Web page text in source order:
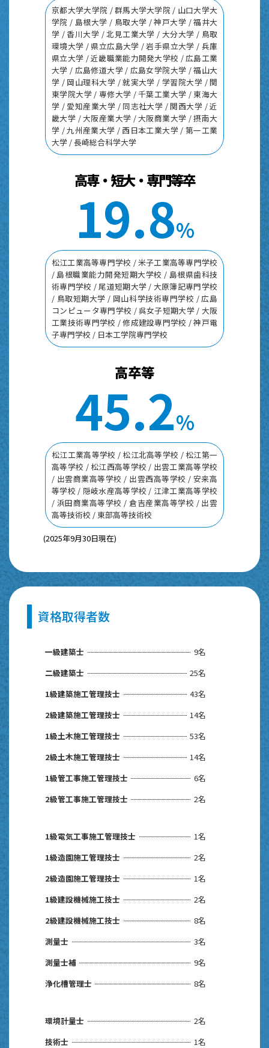
京都大学大学院 / 群馬大学大学院 / 山口大学大
学院 / 島根大学 / 鳥取大学 / 神戸大学 / 福井大
学 / 香川大学 / 北見工業大学 / 大分大学 / 鳥取
環境大学 / 県立広島大学 / 岩手県立大学 / 兵庫
県立大学 / 近畿職業能力開発大学校 / 広島工業
大学 / 広島修道大学 / 広島女学院大学 / 福山大
学 / 岡山理科大学 / 就実大学 / 学習院大学 / 関
東学院大学 / 専修大学 / 千葉工業大学 / 東海大
学 / 愛知産業大学 / 同志社大学 / 関西大学 / 近
畿大学 / 大阪産業大学 / 大阪商業大学 / 摂南大
学 / 九州産業大学 / 西日本工業大学 / 第一工業
大学 / 長崎総合科学大学
高専・短大・専門等卒
19.8%
松江工業高等専門学校 / 米子工業高等専門学校
/ 島根職業能力開発短期大学校 / 島根県歯科技
術専門学校 / 尾道短期大学 / 大原簿記専門学校
/ 鳥取短期大学 / 岡山科学技術専門学校 / 広島
コンピュータ専門学校 / 呉女子短期大学 / 大阪
工業技術専門学校 / 修成建設専門学校 / 神戸電
子専門学校 / 日本工学院専門学校
高卒等
45.2%
松江工業高等学校 / 松江北高等学校 / 松江第一
高等学校 / 松江西高等学校 / 出雲工業高等学校
/ 出雲商業高等学校 / 出雲西高等学校 / 安来高
等学校 / 隠岐水産高等学校 / 江津工業高等学校
/ 浜田商業高等学校 / 倉吉産業高等学校 / 出雲
高等技術校 / 東部高等技術校
(2025年9月30日現在)
資格取得者数
一級建築士
9名
二級建築士
25名
1級建築施工管理技士
43名
2級建築施工管理技士
14名
1級土木施工管理技士
53名
2級土木施工管理技士
14名
1級管工事施工管理技士
6名
2級管工事施工管理技士
2名
1級電気工事施工管理技士
1名
1級造園施工管理技士
2名
2級造園施工管理技士
1名
1級建設機械施工技士
2名
2級建設機械施工技士
8名
測量士
3名
測量士補
9名
浄化槽管理士
8名
環境計量士
2名
技術士
1名